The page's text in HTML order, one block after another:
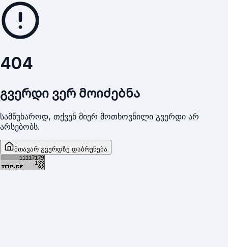
404
გვერდი ვერ მოიძებნა
სამწუხაროდ, თქვენ მიერ მოთხოვნილი გვერდი არ
არსებობს.
მთავარ გვერდზე დაბრუნება